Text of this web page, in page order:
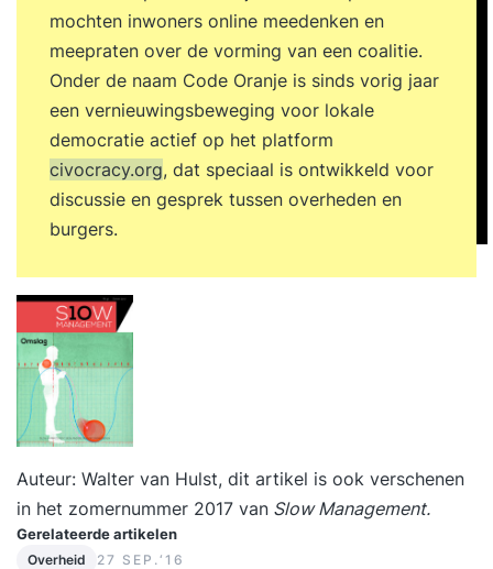
mochten inwoners online meedenken en
meepraten over de vorming van een coalitie.
Onder de naam Code Oranje is sinds vorig jaar
een vernieuwingsbeweging voor lokale
democratie actief op het platform
civocracy.org, dat speciaal is ontwikkeld voor
discussie en gesprek tussen overheden en
burgers.
Auteur: Walter van Hulst, dit artikel is ook verschenen
in het zomernummer 2017 van Slow Management.
Gerelateerde artikelen
Overheid 27 SEP.‘16